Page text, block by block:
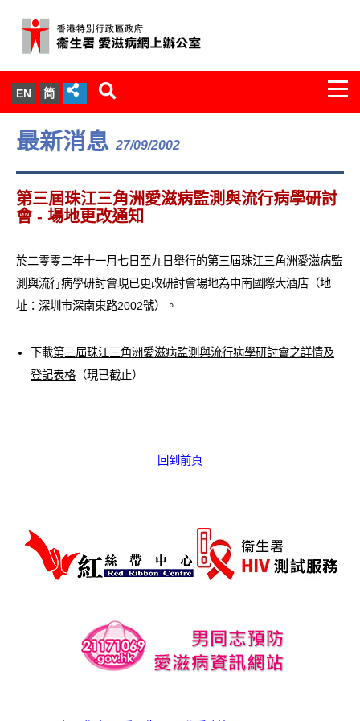
EN 简
關於我們
服務範圍
文件櫃
統計數字
愛滋病呈報表格
最新消息 27/09/2002
第三屆珠江三角洲愛滋病監測與流行病學研討
會 - 場地更改通知
於二零零二年十一月七日至九日舉行的第三屆珠江三角洲愛滋病監
測與流行病學研討會現已更改研討會場地為中南國際大酒店（地
址：深圳市深南東路2002號）。
下載第三屆珠江三角洲愛滋病監測與流行病學研討會之詳情及
登記表格 （現已截止）
回到前頁